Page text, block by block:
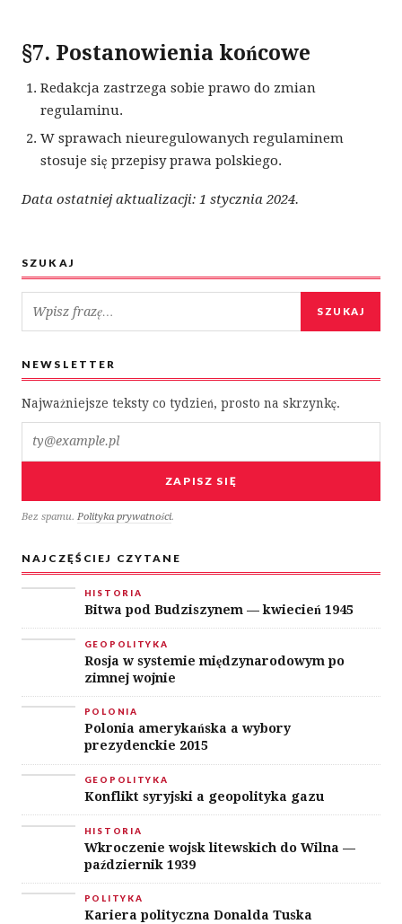
§7. Postanowienia końcowe
Redakcja zastrzega sobie prawo do zmian
regulaminu.
W sprawach nieuregulowanych regulaminem
stosuje się przepisy prawa polskiego.
Data ostatniej aktualizacji: 1 stycznia 2024.
Pasek boczny
SZUKAJ
SZUKAJ
NEWSLETTER
Najważniejsze teksty co tydzień, prosto na skrzynkę.
Twój e-mail
ZAPISZ SIĘ
Bez spamu. Polityka prywatności.
NAJCZĘŚCIEJ CZYTANE
HISTORIA
Bitwa pod Budziszynem — kwiecień 1945
GEOPOLITYKA
Rosja w systemie międzynarodowym po
zimnej wojnie
POLONIA
Polonia amerykańska a wybory
prezydenckie 2015
GEOPOLITYKA
Konflikt syryjski a geopolityka gazu
HISTORIA
Wkroczenie wojsk litewskich do Wilna —
październik 1939
POLITYKA
Kariera polityczna Donalda Tuska